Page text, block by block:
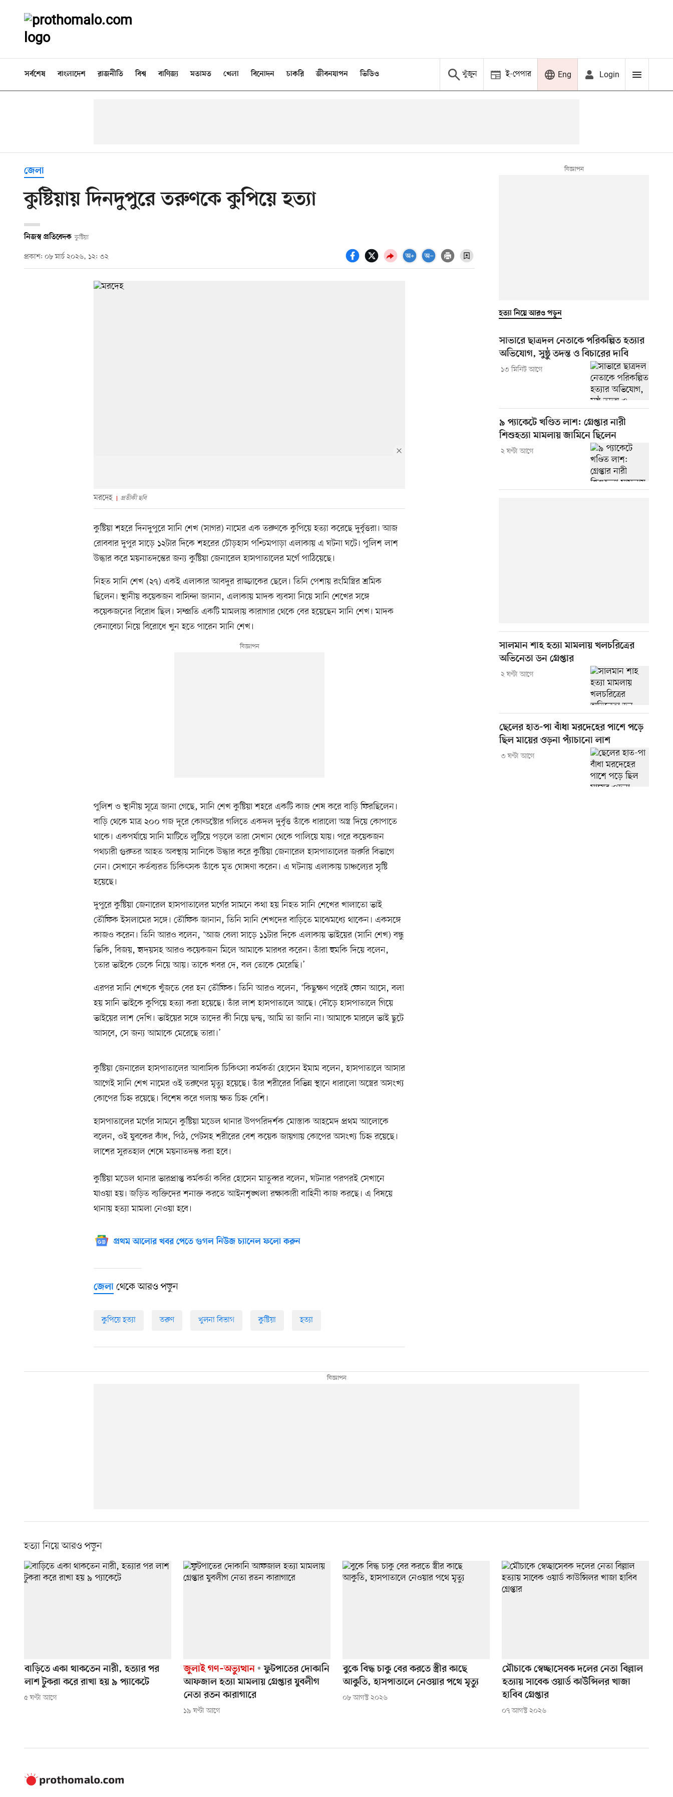
সর্বশেষ বাংলাদেশ রাজনীতি বিশ্ব বাণিজ্য মতামত খেলা বিনোদন চাকরি জীবনযাপন ভিডিও খুঁজুন ই-পেপার Eng Login
জেলা
কুষ্টিয়ায় দিনদুপুরে তরুণকে কুপিয়ে হত্যা
নিজস্ব প্রতিবেদক কুষ্টিয়া
প্রকাশ: ০৮ মার্চ ২০২৬, ১২: ৩২
মরদেহ প্রতীকী ছবি
কুষ্টিয়া শহরে দিনদুপুরে সানি শেখ (সাগর) নামের এক তরুণকে কুপিয়ে হত্যা করেছে দুর্বৃত্তরা। আজ
রোববার দুপুর সাড়ে ১২টার দিকে শহরের চৌড়হাস পশ্চিমপাড়া এলাকায় এ ঘটনা ঘটে। পুলিশ লাশ
উদ্ধার করে ময়নাতদন্তের জন্য কুষ্টিয়া জেনারেল হাসপাতালের মর্গে পাঠিয়েছে।
নিহত সানি শেখ (২৭) একই এলাকার আবদুর রাজ্জাকের ছেলে। তিনি পেশায় রংমিস্ত্রির শ্রমিক
ছিলেন। স্থানীয় কয়েকজন বাসিন্দা জানান, এলাকায় মাদক ব্যবসা নিয়ে সানি শেখের সঙ্গে
কয়েকজনের বিরোধ ছিল। সম্প্রতি একটি মামলায় কারাগার থেকে বের হয়েছেন সানি শেখ। মাদক
কেনাবেচা নিয়ে বিরোধে খুন হতে পারেন সানি শেখ।
পুলিশ ও স্থানীয় সূত্রে জানা গেছে, সানি শেখ কুষ্টিয়া শহরে একটি কাজ শেষ করে বাড়ি ফিরছিলেন।
বাড়ি থেকে মাত্র ২০০ গজ দূরে কোল্ডস্টোর গলিতে একদল দুর্বৃত্ত তাঁকে ধারালো অস্ত্র দিয়ে কোপাতে
থাকে। একপর্যায়ে সানি মাটিতে লুটিয়ে পড়লে তারা সেখান থেকে পালিয়ে যায়। পরে কয়েকজন
পথচারী গুরুতর আহত অবস্থায় সানিকে উদ্ধার করে কুষ্টিয়া জেনারেল হাসপাতালের জরুরি বিভাগে
নেন। সেখানে কর্তব্যরত চিকিৎসক তাঁকে মৃত ঘোষণা করেন। এ ঘটনায় এলাকায় চাঞ্চল্যের সৃষ্টি
হয়েছে।
দুপুরে কুষ্টিয়া জেনারেল হাসপাতালের মর্গের সামনে কথা হয় নিহত সানি শেখের খালাতো ভাই
তৌফিক ইসলামের সঙ্গে। তৌফিক জানান, তিনি সানি শেখদের বাড়িতে মাঝেমধ্যে থাকেন। একসঙ্গে
কাজও করেন। তিনি আরও বলেন, ‘আজ বেলা সাড়ে ১১টার দিকে এলাকায় ভাইয়ের (সানি শেখ) বন্ধু
ভিকি, বিজয়, হৃদয়সহ আরও কয়েকজন মিলে আমাকে মারধর করেন। তাঁরা হুমকি দিয়ে বলেন,
‘তোর ভাইকে ডেকে নিয়ে আয়। তাকে খবর দে, বল তোকে মেরেছি।’
এরপর সানি শেখকে খুঁজতে বের হন তৌফিক। তিনি আরও বলেন, ‘কিছুক্ষণ পরেই ফোন আসে, বলা
হয় সানি ভাইকে কুপিয়ে হত্যা করা হয়েছে। তাঁর লাশ হাসপাতালে আছে। দৌড়ে হাসপাতালে গিয়ে
ভাইয়ের লাশ দেখি। ভাইয়ের সঙ্গে তাদের কী নিয়ে দ্বন্দ্ব, আমি তা জানি না। আমাকে মারলে ভাই ছুটে
আসবে, সে জন্য আমাকে মেরেছে তারা।’
কুষ্টিয়া জেনারেল হাসপাতালের আবাসিক চিকিৎসা কর্মকর্তা হোসেন ইমাম বলেন, হাসপাতালে আসার
আগেই সানি শেখ নামের ওই তরুণের মৃত্যু হয়েছে। তাঁর শরীরের বিভিন্ন স্থানে ধারালো অস্ত্রের অসংখ্য
কোপের চিহ্ন রয়েছে। বিশেষ করে গলায় ক্ষত চিহ্ন বেশি।
হাসপাতালের মর্গের সামনে কুষ্টিয়া মডেল থানার উপপরিদর্শক মোস্তাক আহমেদ প্রথম আলোকে
বলেন, ওই যুবকের কাঁধ, পিঠ, পেটসহ শরীরের বেশ কয়েক জায়গায় কোপের অসংখ্য চিহ্ন রয়েছে।
লাশের সুরতহাল শেষে ময়নাতদন্ত করা হবে।
কুষ্টিয়া মডেল থানার ভারপ্রাপ্ত কর্মকর্তা কবির হোসেন মাতুব্বর বলেন, ঘটনার পরপরই সেখানে
যাওয়া হয়। জড়িত ব্যক্তিদের শনাক্ত করতে আইনশৃঙ্খলা রক্ষাকারী বাহিনী কাজ করছে। এ বিষয়ে
থানায় হত্যা মামলা নেওয়া হবে।
প্রথম আলোর খবর পেতে গুগল নিউজ চ্যানেল ফলো করুন
জেলা থেকে আরও পড়ুন
কুপিয়ে হত্যা তরুণ খুলনা বিভাগ কুষ্টিয়া হত্যা
হত্যা নিয়ে আরও পড়ুন
সাভারে ছাত্রদল নেতাকে পরিকল্পিত হত্যার
অভিযোগ, সুষ্ঠু তদন্ত ও বিচারের দাবি
১৩ মিনিট আগে
৯ প্যাকেটে খণ্ডিত লাশ: গ্রেপ্তার নারী
শিশুহত্যা মামলায় জামিনে ছিলেন
২ ঘণ্টা আগে
সালমান শাহ হত্যা মামলায় খলচরিত্রের
অভিনেতা ডন গ্রেপ্তার
২ ঘণ্টা আগে
ছেলের হাত-পা বাঁধা মরদেহের পাশে পড়ে
ছিল মায়ের ওড়না প্যাঁচানো লাশ
৩ ঘণ্টা আগে
হত্যা নিয়ে আরও পড়ুন
বাড়িতে একা থাকতেন নারী, হত্যার পর
লাশ টুকরা করে রাখা হয় ৯ প্যাকেটে
৫ ঘণ্টা আগে
জুলাই গণ–অভ্যুত্থান
ফুটপাতের দোকানি
আফজাল হত্যা মামলায় গ্রেপ্তার যুবলীগ
নেতা রতন কারাগারে
১৯ ঘণ্টা আগে
বুকে বিদ্ধ চাকু বের করতে স্ত্রীর কাছে
আকুতি, হাসপাতালে নেওয়ার পথে মৃত্যু
০৮ আগস্ট ২০২৬
মৌচাকে স্বেচ্ছাসেবক দলের নেতা বিল্লাল
হত্যায় সাবেক ওয়ার্ড কাউন্সিলর খাজা
হাবিব গ্রেপ্তার
০৭ আগস্ট ২০২৬